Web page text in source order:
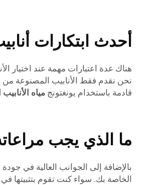
أحدث ابتكارات
هناك عدة اعتبارات مهمة عند اختيار
نحن نقدم فقط الأنابيب المصنوعة من
قادمة باستخدام يونغتونج مياه
ما الذي يجب
بالإضافة إلى الجوانب العالية في
الخاصة بك. سواء كنت تقوم بتثبيتها